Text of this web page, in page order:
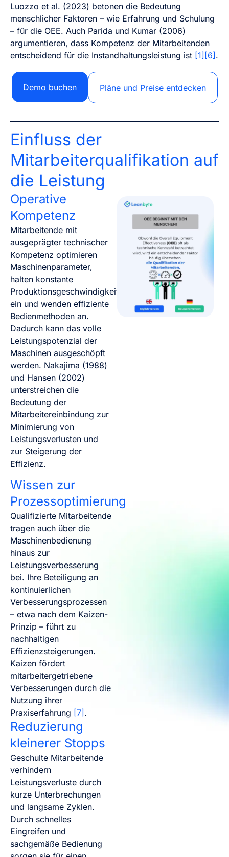
Luozzo et al. (2023) betonen die Bedeutung
menschlicher Faktoren – wie Erfahrung und Schulung
– für die OEE. Auch Parida und Kumar (2006)
argumentieren, dass Kompetenz der Mitarbeitenden
entscheidend für die Instandhaltungsleistung ist [1][6].
Demo buchen Pläne und Preise entdecken
Einfluss der
Mitarbeiterqualifikation auf
die Leistung
Operative
Kompetenz
Mitarbeitende mit
ausgeprägter technischer
Kompetenz optimieren
Maschinenparameter,
halten konstante
Produktionsgeschwindigkeiten
ein und wenden effiziente
Bedienmethoden an.
Dadurch kann das volle
Leistungspotenzial der
Maschinen ausgeschöpft
werden. Nakajima (1988)
und Hansen (2002)
unterstreichen die
Bedeutung der
Mitarbeitereinbindung zur
Minimierung von
Leistungsverlusten und
zur Steigerung der
Effizienz.
Wissen zur
Prozessoptimierung
Qualifizierte Mitarbeitende
tragen auch über die
Maschinenbedienung
hinaus zur
Leistungsverbesserung
bei. Ihre Beteiligung an
kontinuierlichen
Verbesserungsprozessen
– etwa nach dem Kaizen-
Prinzip – führt zu
nachhaltigen
Effizienzsteigerungen.
Kaizen fördert
mitarbeitergetriebene
Verbesserungen durch die
Nutzung ihrer
Praxiserfahrung [7] .
Reduzierung
kleinerer Stopps
Geschulte Mitarbeitende
verhindern
Leistungsverluste durch
kurze Unterbrechungen
und langsame Zyklen.
Durch schnelles
Eingreifen und
sachgemäße Bedienung